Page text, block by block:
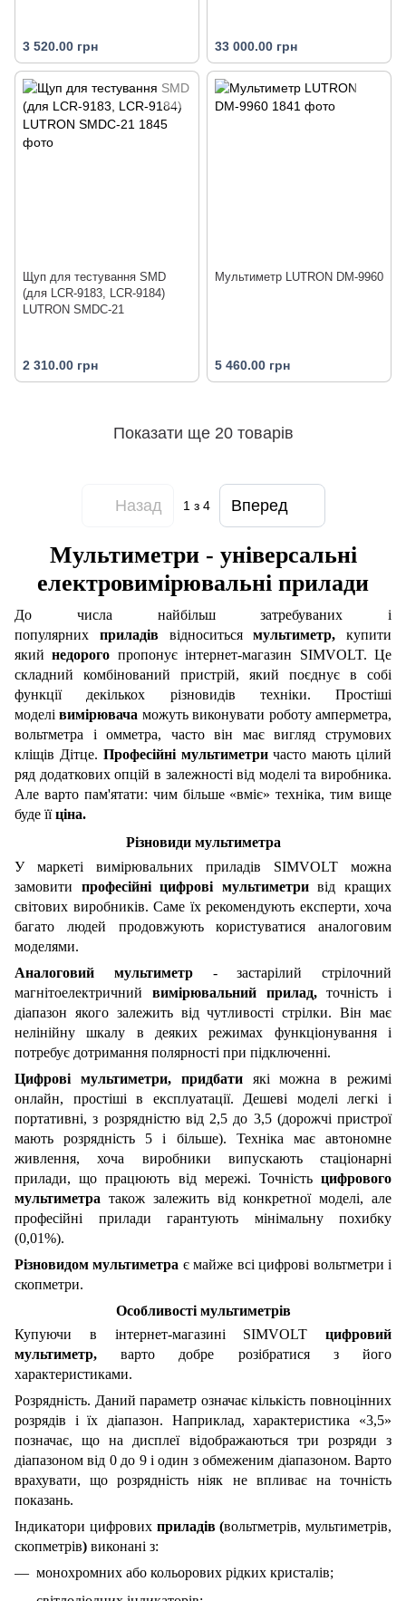
3 520.00 грн 33 000.00 грн
Щуп для тестування SMD
(для LCR-9183, LCR-9184)
LUTRON SMDC-21
2 310.00 грн
Мультиметр LUTRON DM-9960
5 460.00 грн
Показати ще 20 товарів
Назад 1з 4 Вперед
Мультиметри - універсальні
електровимірювальні прилади
До числа найбільш затребуваних і
популярних приладіввідноситьсямультиметр, купити
якийнедорого пропонує інтернет-магазин SIMVOLT. Це
складний комбінований пристрій, який поєднує в собі
функції декількох різновидів техніки. Простіші
моделівимірювача можуть виконувати роботу амперметра,
вольтметра і омметра, часто він має вигляд струмових
кліщів Дітце. Професійні мультиметричасто мають цілий
ряд додаткових опцій в залежності від моделі та виробника.
Але варто пам'ятати: чим більше «вміє» техніка, тим вище
буде їїціна.
Різновиди мультиметра
У маркеті вимірювальних приладів SIMVOLT можна
замовити професійні цифрові мультиметривід кращих
світових виробників. Саме їх рекомендують експерти, хоча
багато людей продовжують користуватися аналоговим
моделями.
Аналоговий мультиметр- застарілий стрілочний
магнітоелектричний вимірювальний прилад,точність і
діапазон якого залежить від чутливості стрілки. Він має
нелінійну шкалу в деяких режимах функціонування і
потребує дотримання полярності при підключенні.
Цифрові мультиметри, придбатиякі можна в режимі
онлайн, простіші в експлуатації. Дешеві моделі легкі і
портативні, з розрядністю від 2,5 до 3,5 (дорожчі пристрої
мають розрядність 5 і більше). Техніка має автономне
живлення, хоча виробники випускають стаціонарні
прилади, що працюють від мережі. Точність цифрового
мультиметра також залежить від конкретної моделі, але
професійні прилади гарантують мінімальну похибку
(0,01%).
Різновидом мультиметра є майже всі цифрові вольтметри і
скопметри.
Особливості мультиметрів
Купуючи в інтернет-магазині SIMVOLT цифровий
мультиметр, варто добре розібратися з його
характеристиками.
Розрядність. Даний параметр означає кількість повноцінних
розрядів і їх діапазон. Наприклад, характеристика «3,5»
позначає, що на дисплеї відображаються три розряди з
діапазоном від 0 до 9 і один з обмеженим діапазоном. Варто
врахувати, що розрядність ніяк не впливає на точність
показань.
Індикатори цифрових приладів (вольтметрів, мультиметрів,
скопметрів) виконані з:
монохромних або кольорових рідких кристалів;